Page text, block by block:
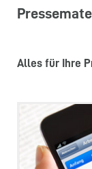
Alles für Ihre